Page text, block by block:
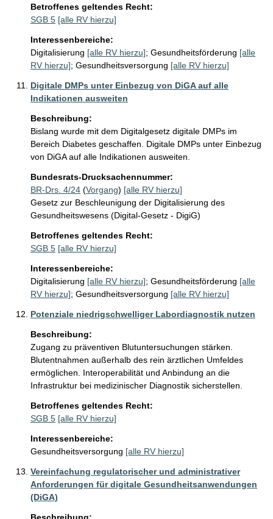
Betroffenes geltendes Recht:
SGB 5 [alle RV hierzu]
Interessenbereiche:
Digitalisierung [alle RV hierzu]; Gesundheitsförderung [alle
RV hierzu]; Gesundheitsversorgung [alle RV hierzu]
Digitale DMPs unter Einbezug von DiGA auf alle
Indikationen ausweiten
Beschreibung:
Bislang wurde mit dem Digitalgesetz digitale DMPs im
Bereich Diabetes geschaffen. Digitale DMPs unter Einbezug
von DiGA auf alle Indikationen ausweiten.
Bundesrats-Drucksachennummer:
BR-Drs. 4/24 (Vorgang) [alle RV hierzu]
Gesetz zur Beschleunigung der Digitalisierung des
Gesundheitswesens (Digital-Gesetz - DigiG)
Betroffenes geltendes Recht:
SGB 5 [alle RV hierzu]
Interessenbereiche:
Digitalisierung [alle RV hierzu]; Gesundheitsförderung [alle
RV hierzu]; Gesundheitsversorgung [alle RV hierzu]
Potenziale niedrigschwelliger Labordiagnostik nutzen
Beschreibung:
Zugang zu präventiven Blutuntersuchungen stärken.
Blutentnahmen außerhalb des rein ärztlichen Umfeldes
ermöglichen. Interoperabilität und Anbindung an die
Betroffenes geltendes Recht:
SGB 5 [alle RV hierzu]
Interessenbereiche:
Gesundheitsversorgung [alle RV hierzu]
Vereinfachung regulatorischer und administrativer
Anforderungen für digitale Gesundheitsanwendungen
(DiGA)